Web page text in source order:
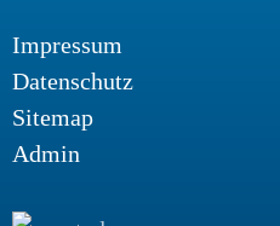
Impressum
Datenschutz
Sitemap
Admin